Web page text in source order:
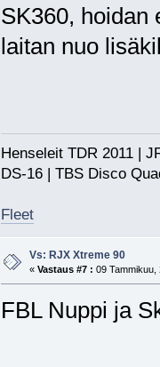
SK360, hoidan
laitan nuo
Henseleit TDR 2011 |
DS-16 | TBS Disco
Fleet
Vs: RJX Xtreme 90
« Vastaus #7 : 09 Tammikuu,
FBL Nuppi ja